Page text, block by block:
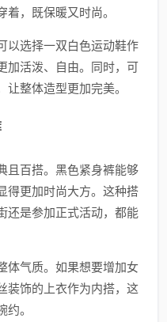
，既保暖又时尚。
以选择一双白色运动鞋作
加活泼、自由。同时，可
整体造型更加完美。
且百搭。黑色紧身裤能够
得更加时尚大方。这种搭
还是参加正式活动，都能
体气质。如果想要增加女
装饰的上衣作为内搭，这
。